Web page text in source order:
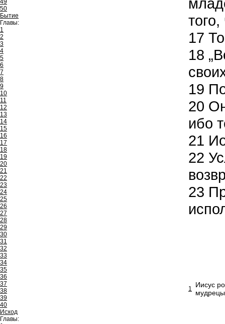
49
50
Бытие
Главы:
1
2
3
4
5
6
7
8
9
10
11
12
13
14
15
16
17
18
19
20
21
22
23
24
25
26
27
28
29
30
31
32
33
34
35
36
37
38
39
40
Исход
Главы:
17
18
19
20
ибо
21
22
23
1
Иисус